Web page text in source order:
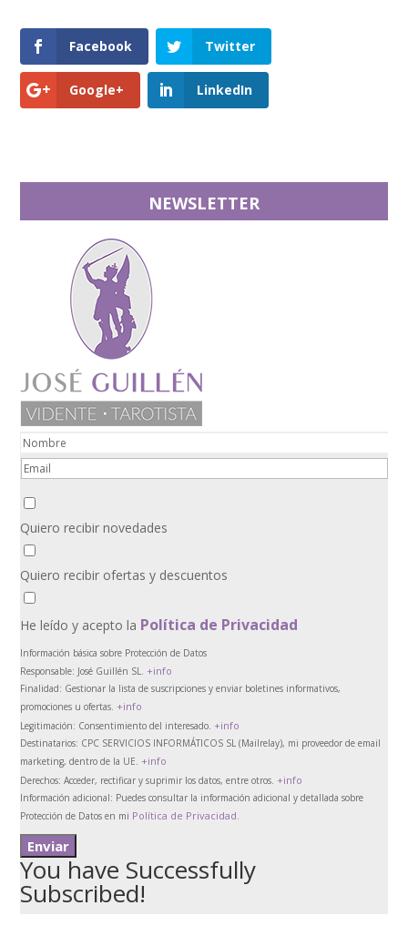
Facebook Twitter
Google+ LinkedIn
NEWSLETTER
Quiero recibir novedades
Quiero recibir ofertas y descuentos
He leído y acepto la Política de Privacidad
Información básica sobre Protección de Datos
Responsable: José Guillén SL. +info
Finalidad: Gestionar la lista de suscripciones y enviar boletines informativos,
promociones u ofertas. +info
Legitimación: Consentimiento del interesado. +info
Destinatarios: CPC SERVICIOS INFORMÁTICOS SL (Mailrelay), mi proveedor de email
marketing, dentro de la UE. +info
Derechos: Acceder, rectificar y suprimir los datos, entre otros. +info
Información adicional: Puedes consultar la información adicional y detallada sobre
Protección de Datos en mi Política de Privacidad.
You have Successfully
Subscribed!